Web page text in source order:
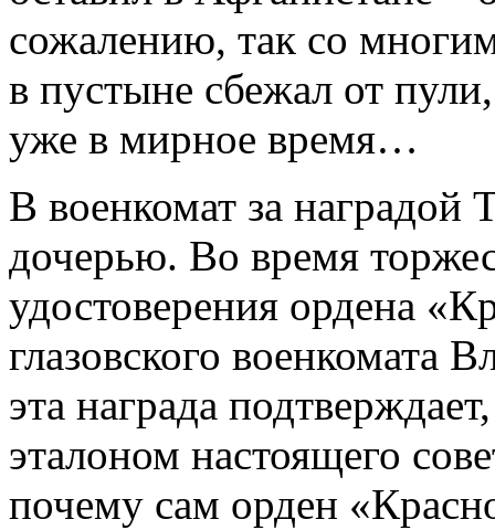
сожалению, так со
в пустыне сбежал от
уже в мирное время…
В военкомат за
дочерью. Во время
удостоверения ордена
глазовского военкомата
эта награда
эталоном настоящего
почему сам орден